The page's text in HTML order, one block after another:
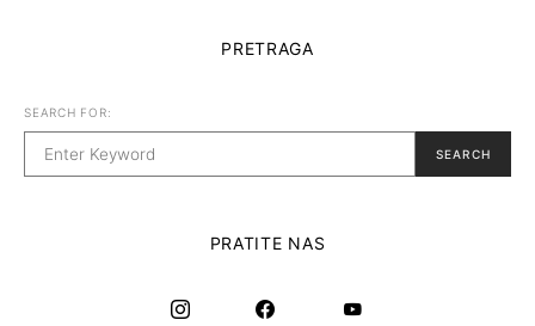
PRETRAGA
SEARCH FOR:
SEARCH
PRATITE NAS